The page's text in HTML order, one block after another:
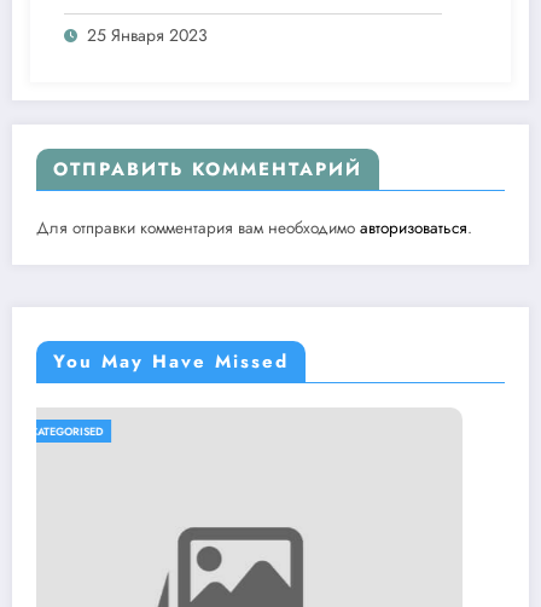
25 Января 2023
ОТПРАВИТЬ КОММЕНТАРИЙ
Для отправки комментария вам необходимо авторизоваться.
You May Have Missed
UNCATEGORISED